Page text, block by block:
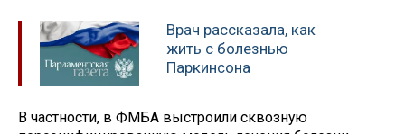
Врач рассказала, как
жить с болезнью
Паркинсона
В частности, в ФМБА выстроили сквозную